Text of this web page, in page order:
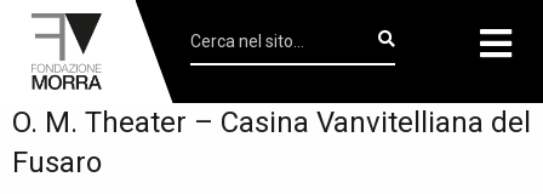
O. M. Theater – Casina Vanvitelliana del
Fusaro